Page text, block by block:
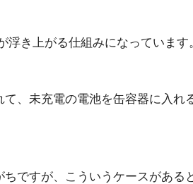
き上がる仕組みになっています。
、未充電の電池を缶容器に入れ
ですが、こういうケースがある